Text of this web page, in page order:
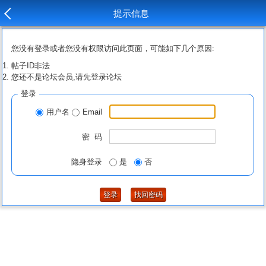
提示信息
您没有登录或者您没有权限访问此页面，可能如下几个原因:
帖子ID非法
您还不是论坛会员,请先登录论坛
登录
用户名 Email
密 码
隐身登录 是 否